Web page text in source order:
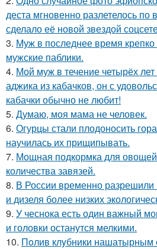
деста мгновенно разлетелось по
сделало её новой звездой
3. Муж в последнее время крепко
мужские паблики.
4. Мой муж в течение четырёх
аджика из кабачков, он с
кабачки обычно не любит!
5. Думаю, моя мама не человек.
6. Огурцы стали плодоносить
научилась их прищипывать.
7. Мощная подкормка для
количества завязей.
8. В России временно разрешили
и дизеля более низких
9. У чеснока есть один важный
и головки останутся мелкими.
10. Пoлив клyбники нашатырным